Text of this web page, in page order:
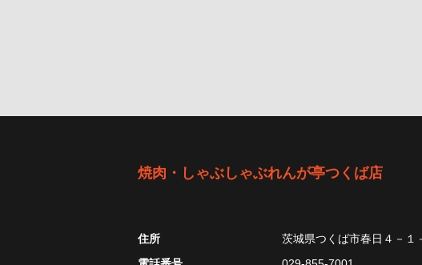
焼肉・しゃぶしゃぶれんが亭つくば店
住所
茨城県つくば市春日４－１